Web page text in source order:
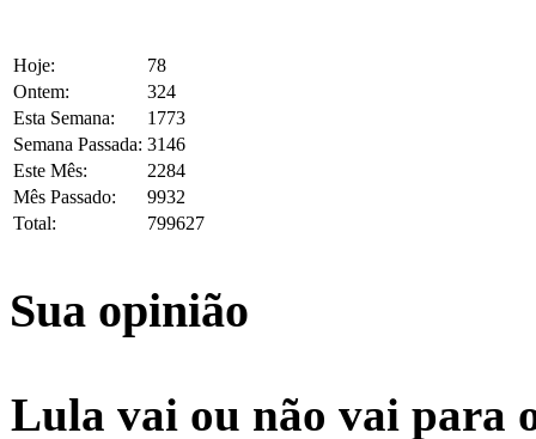
Hoje:
78
Ontem:
324
Esta Semana:
1773
Semana Passada: 3146
Este Mês:
2284
Mês Passado:
9932
Total:
799627
Sua opinião
Lula vai ou não vai para